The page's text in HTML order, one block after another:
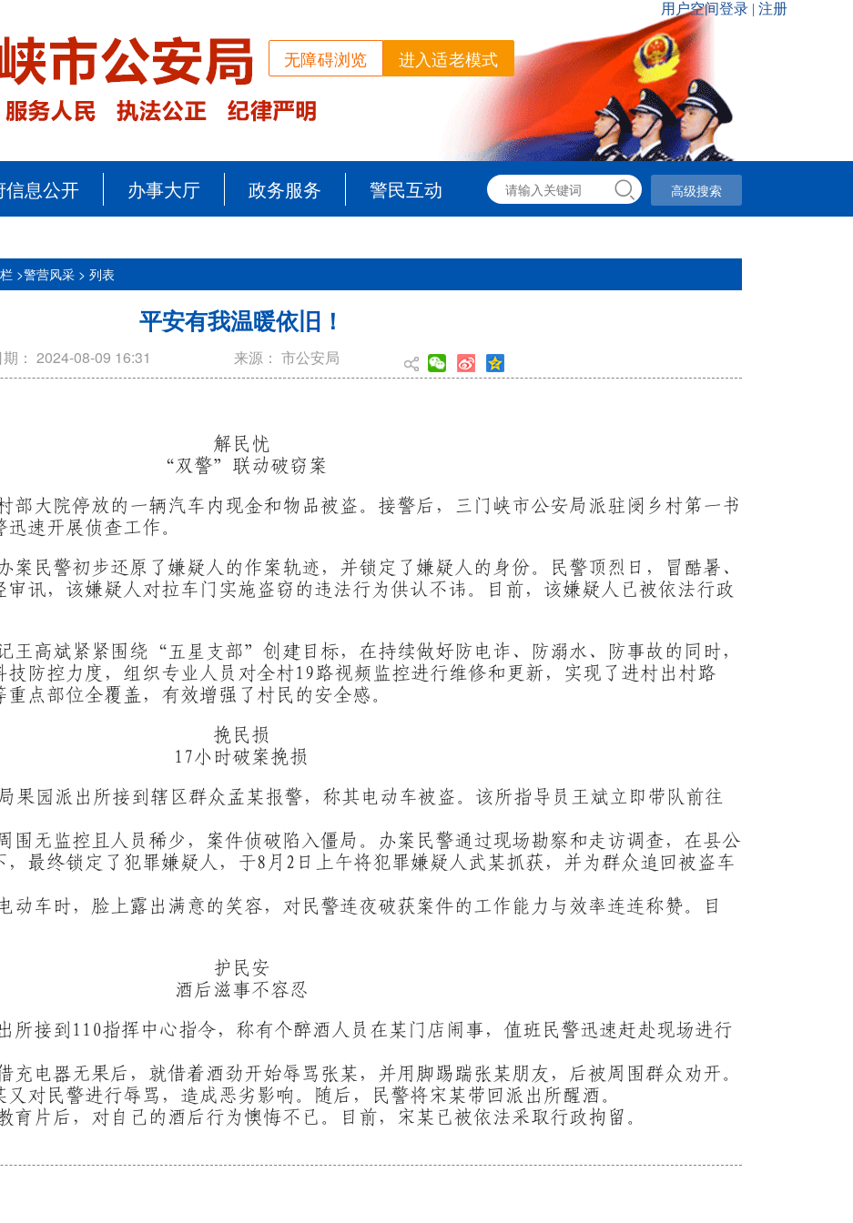
无障碍浏览 进入适老模式
信息公开 办事大厅 政务服务 警民互动 高级搜索
>警营风采 > 列表
平安有我温暖依旧！
： 2024-08-09 16:31 来源： 市公安局
解民忧
“双警”联动破窃案
部大院停放的一辆汽车内现金和物品被盗。接警后，三门峡市公安局派驻阌乡村第一书
速开展侦查工作。
案民警初步还原了嫌疑人的作案轨迹，并锁定了嫌疑人的身份。民警顶烈日，冒酷暑、
讯，该嫌疑人对拉车门实施盗窃的违法行为供认不讳。目前，该嫌疑人已被依法行政
王高斌紧紧围绕“五星支部”创建目标，在持续做好防电诈、防溺水、防事故的同时，
防控力度，组织专业人员对全村19路视频监控进行维修和更新，实现了进村出村路
点部位全覆盖，有效增强了村民的安全感。
挽民损
17小时破案挽损
果园派出所接到辖区群众孟某报警，称其电动车被盗。该所指导员王斌立即带队前往
围无监控且人员稀少，案件侦破陷入僵局。办案民警通过现场勘察和走访调查，在县公
最终锁定了犯罪嫌疑人，于8月2日上午将犯罪嫌疑人武某抓获，并为群众追回被盗车
动车时，脸上露出满意的笑容，对民警连夜破获案件的工作能力与效率连连称赞。目
护民安
酒后滋事不容忍
所接到110指挥中心指令，称有个醉酒人员在某门店闹事，值班民警迅速赶赴现场进行
充电器无果后，就借着酒劲开始辱骂张某，并用脚踢踹张某朋友，后被周围群众劝开。
对民警进行辱骂，造成恶劣影响。随后，民警将宋某带回派出所醒酒。
育片后，对自己的酒后行为懊悔不已。目前，宋某已被依法采取行政拘留。